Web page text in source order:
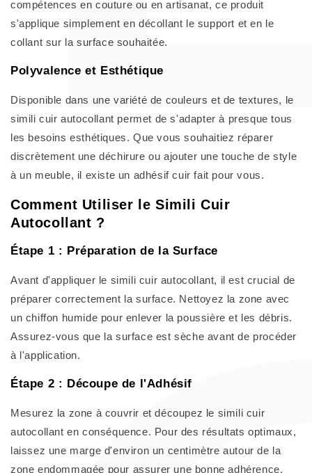
compétences en couture ou en artisanat, ce produit
s'applique simplement en décollant le support et en le
collant sur la surface souhaitée.
Polyvalence et Esthétique
Disponible dans une variété de couleurs et de textures, le
simili cuir autocollant permet de s'adapter à presque tous
les besoins esthétiques. Que vous souhaitiez réparer
discrètement une déchirure ou ajouter une touche de style
à un meuble, il existe un adhésif cuir fait pour vous.
Comment Utiliser le Simili Cuir
Autocollant ?
Étape 1 : Préparation de la Surface
Avant d'appliquer le simili cuir autocollant, il est crucial de
préparer correctement la surface. Nettoyez la zone avec
un chiffon humide pour enlever la poussière et les débris.
Assurez-vous que la surface est sèche avant de procéder
à l'application.
Étape 2 : Découpe de l'Adhésif
Mesurez la zone à couvrir et découpez le simili cuir
autocollant en conséquence. Pour des résultats optimaux,
laissez une marge d'environ un centimètre autour de la
zone endommagée pour assurer une bonne adhérence.